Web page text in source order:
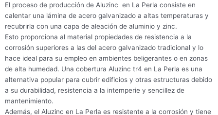
El proceso de producción de Aluzinc en La Perla consiste en
calentar una lámina de acero galvanizado a altas temperaturas y
recubrirla con una capa de aleación de aluminio y zinc.
Esto proporciona al material propiedades de resistencia a la
corrosión superiores a las del acero galvanizado tradicional y lo
hace ideal para su empleo en ambientes beligerantes o en zonas
de alta humedad. Una cobertura Aluzinc tr4 en La Perla es una
alternativa popular para cubrir edificios y otras estructuras debido
a su durabilidad, resistencia a la intemperie y sencillez de
mantenimiento.
Además, el Aluzinc en La Perla es resistente a la corrosión y tiene